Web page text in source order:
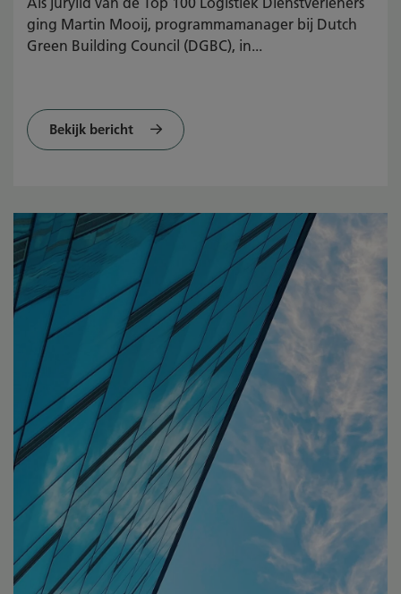
ging Martin Mooij, programmamanager bij Dutch
Green Building Council (DGBC), in...
Bekijk bericht